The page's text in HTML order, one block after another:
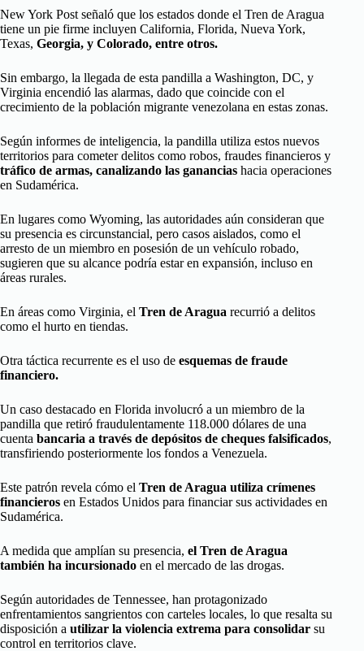
New York Post señaló que los estados donde el Tren de Aragua
tiene un pie firme incluyen California, Florida, Nueva York,
Texas, Georgia, y Colorado, entre otros.
Sin embargo, la llegada de esta pandilla a Washington, DC, y
Virginia encendió las alarmas, dado que coincide con el
crecimiento de la población migrante venezolana en estas zonas.
Según informes de inteligencia, la pandilla utiliza estos nuevos
territorios para cometer delitos como robos, fraudes financieros y
tráfico de armas, canalizando las ganancias hacia operaciones
en Sudamérica.
En lugares como Wyoming, las autoridades aún consideran que
su presencia es circunstancial, pero casos aislados, como el
arresto de un miembro en posesión de un vehículo robado,
sugieren que su alcance podría estar en expansión, incluso en
áreas rurales.
En áreas como Virginia, el Tren de Aragua recurrió a delitos
como el hurto en tiendas.
Otra táctica recurrente es el uso de esquemas de fraude
financiero.
Un caso destacado en Florida involucró a un miembro de la
pandilla que retiró fraudulentamente 118.000 dólares de una
cuenta bancaria a través de depósitos de cheques falsificados,
transfiriendo posteriormente los fondos a Venezuela.
Este patrón revela cómo el Tren de Aragua utiliza crímenes
financieros en Estados Unidos para financiar sus actividades en
Sudamérica.
A medida que amplían su presencia, el Tren de Aragua
también ha incursionado en el mercado de las drogas.
Según autoridades de Tennessee, han protagonizado
enfrentamientos sangrientos con carteles locales, lo que resalta su
disposición a utilizar la violencia extrema para consolidar su
control en territorios clave.